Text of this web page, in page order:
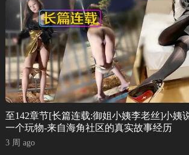
至142章节[长篇连载:御姐小姨李老丝]小姨
一个玩物-来自海角社区的真实故事经历
3 周 ago